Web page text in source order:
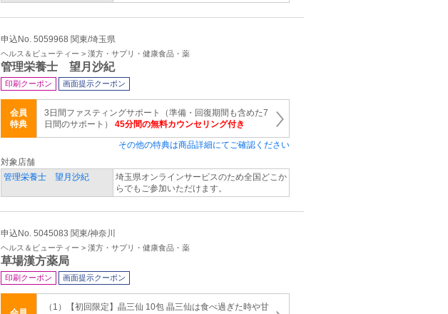
申込No. 5059968 関東/埼玉県
ヘルス＆ビューティー > 漢方・サプリ・健康食品・薬
管理栄養士 望月沙紀
印刷クーポン 画面提示クーポン
会員
特典
3日間ファスティングサポート（準備・回復期間も含めた7
日間のサポート） 45分間の無料カウンセリング付き
その他の特典は商品詳細にてご確認ください
対象店舗
管理栄養士 望月沙紀
埼玉県オンラインサービスのため全国どこか
らでもご参加いただけます。
申込No. 5045083 関東/神奈川
ヘルス＆ビューティー > 漢方・サプリ・健康食品・薬
草場漢方薬局
印刷クーポン 画面提示クーポン
（1）【初回限定】晶三仙 10包 晶三仙は食べ過ぎた時や甘